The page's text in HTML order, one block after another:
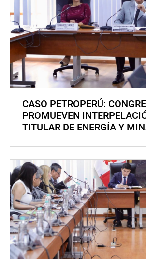
CASO PETROPERÚ:
PROMUEVEN
TITULAR DE ENERGÍA Y